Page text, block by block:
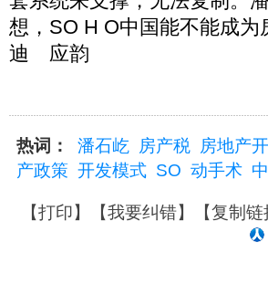
想，SO H O中国能不能成
迪 应韵
热词： 潘石屹 房产税 房地产
产政策 开发模式 SO 动手术
【打印】【我要纠错】【复制链